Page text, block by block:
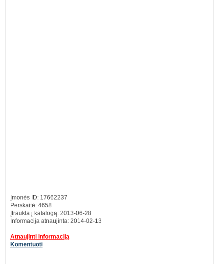
Įmonės ID: 17662237
Perskaitė: 4658
Įtraukta į katalogą: 2013-06-28
Informacija atnaujinta: 2014-02-13
Atnaujinti informaciją
Komentuoti